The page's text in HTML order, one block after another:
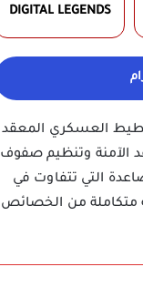
DIGITAL LEGENDS
العسكري المعقد
الآمنة وتنظيم صفوف
التي تتفاوت في
متكاملة من الخصائص